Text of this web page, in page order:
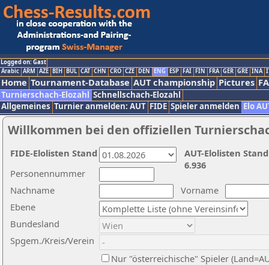
Logged on: Gast
Arabic ARM AZE BIH BUL CAT CHN CRO CZE DEN ENG ESP FAI FIN FRA GER GRE INA
Home Tournament-Database AUT championship Pictures
Turnierschach-Elozahl Schnellschach-Elozahl
Allgemeines Turnier anmelden: AUT FIDE Spieler anmelden Elo
Willkommen bei den offiziellen
Nachname
Vorname
Ebene
Personennummer
Bundesland
Spgem./Kreis/Verein
Nur "österreichische" Spieler
AUT-Elolisten
6.936
FIDE-Elolisten Stand